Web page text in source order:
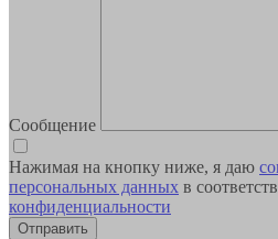
Сообщение
Нажимая на кнопку ниже, я даю
персональных данных в
конфиденциальности